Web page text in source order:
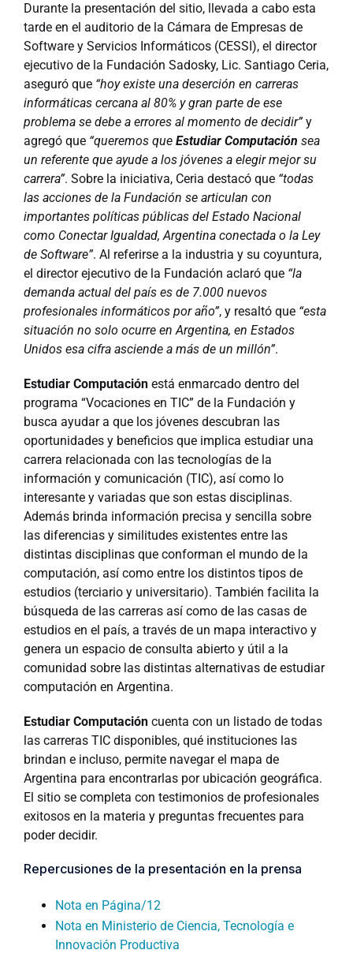
Durante la presentación del sitio, llevada a cabo esta
tarde en el auditorio de la Cámara de Empresas de
Software y Servicios Informáticos (CESSI), el director
ejecutivo de la Fundación Sadosky, Lic. Santiago Ceria,
aseguró que “hoy existe una deserción en carreras
informáticas cercana al 80% y gran parte de ese
problema se debe a errores al momento de decidir”y
agregó que “queremos que Estudiar Computación sea
un referente que ayude a los jóvenes a elegir mejor su
carrera”. Sobre la iniciativa, Ceria destacó que “todas
las acciones de la Fundación se articulan con
importantes políticas públicas del Estado Nacional
como Conectar Igualdad, Argentina conectada o la Ley
de Software”. Al referirse a la industria y su coyuntura,
el director ejecutivo de la Fundación aclaró que “la
demanda actual del país es de 7.000 nuevos
profesionales informáticos por año”, y resaltó que “esta
situación no solo ocurre en Argentina, en Estados
Unidos esa cifra asciende a más de un millón”.
Estudiar Computación está enmarcado dentro del
programa “Vocaciones en TIC” de la Fundación y
busca ayudar a que los jóvenes descubran las
oportunidades y beneficios que implica estudiar una
carrera relacionada con las tecnologías de la
información y comunicación (TIC), así como lo
interesante y variadas que son estas disciplinas.
Además brinda información precisa y sencilla sobre
las diferencias y similitudes existentes entre las
distintas disciplinas que conforman el mundo de la
computación, así como entre los distintos tipos de
estudios (terciario y universitario). También facilita la
búsqueda de las carreras así como de las casas de
estudios en el país, a través de un mapa interactivo y
genera un espacio de consulta abierto y útil a la
comunidad sobre las distintas alternativas de estudiar
computación en Argentina.
Estudiar Computación cuenta con un listado de todas
las carreras TIC disponibles, qué instituciones las
brindan e incluso, permite navegar el mapa de
Argentina para encontrarlas por ubicación geográfica.
El sitio se completa con testimonios de profesionales
exitosos en la materia y preguntas frecuentes para
poder decidir.
Repercusiones de la presentación en la prensa
Nota en Página/12
Nota en Ministerio de Ciencia, Tecnología e
Innovación Productiva